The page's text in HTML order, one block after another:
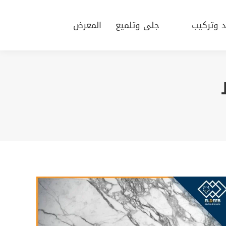
وتركيب جلى وتلميع المعرض وتركيب جلى وتلميع المعرض